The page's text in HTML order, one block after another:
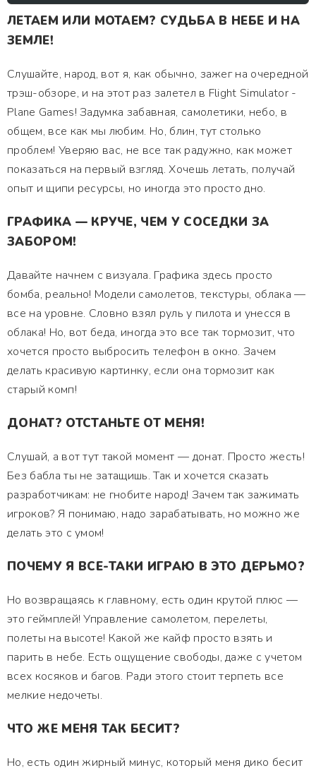
ЛЕТАЕМ ИЛИ МОТАЕМ? СУДЬБА В НЕБЕ И НА
ЗЕМЛЕ!
Слушайте, народ, вот я, как обычно, зажег на очередной
трэш-обзоре, и на этот раз залетел в Flight Simulator -
Plane Games! Задумка забавная, самолетики, небо, в
общем, все как мы любим. Но, блин, тут столько
проблем! Уверяю вас, не все так радужно, как может
показаться на первый взгляд. Хочешь летать, получай
опыт и щипи ресурсы, но иногда это просто дно.
ГРАФИКА — КРУЧЕ, ЧЕМ У СОСЕДКИ ЗА
ЗАБОРОМ!
Давайте начнем с визуала. Графика здесь просто
бомба, реально! Модели самолетов, текстуры, облака —
все на уровне. Словно взял руль у пилота и унесся в
облака! Но, вот беда, иногда это все так тормозит, что
хочется просто выбросить телефон в окно. Зачем
делать красивую картинку, если она тормозит как
старый комп!
ДОНАТ? ОТСТАНЬТЕ ОТ МЕНЯ!
Слушай, а вот тут такой момент — донат. Просто жесть!
Без бабла ты не затащишь. Так и хочется сказать
разработчикам: не гнобите народ! Зачем так зажимать
игроков? Я понимаю, надо зарабатывать, но можно же
делать это с умом!
ПОЧЕМУ Я ВСЕ-ТАКИ ИГРАЮ В ЭТО ДЕРЬМО?
Но возвращаясь к главному, есть один крутой плюс —
это геймплей! Управление самолетом, перелеты,
полеты на высоте! Какой же кайф просто взять и
парить в небе. Есть ощущение свободы, даже с учетом
всех косяков и багов. Ради этого стоит терпеть все
мелкие недочеты.
ЧТО ЖЕ МЕНЯ ТАК БЕСИТ?
Но, есть один жирный минус, который меня дико бесит